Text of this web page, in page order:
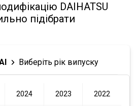
DAIHATSU
підібрати
Виберіть рік випуску
2024 2023 2022